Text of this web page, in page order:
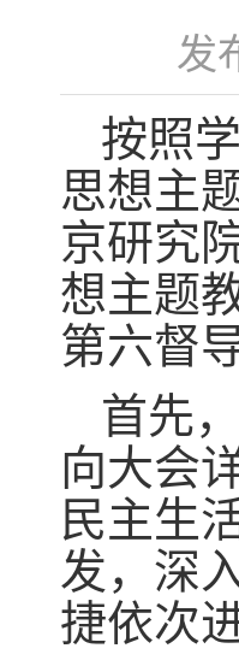
发
按照
思想主
京研究
想主题
第六督
首先
向大会
民主生
发，深
捷依次